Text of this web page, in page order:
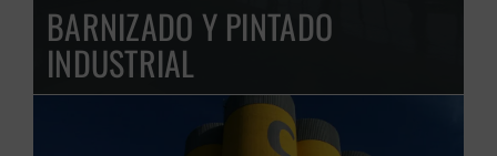
BARNIZADO Y PINTADO
INDUSTRIAL